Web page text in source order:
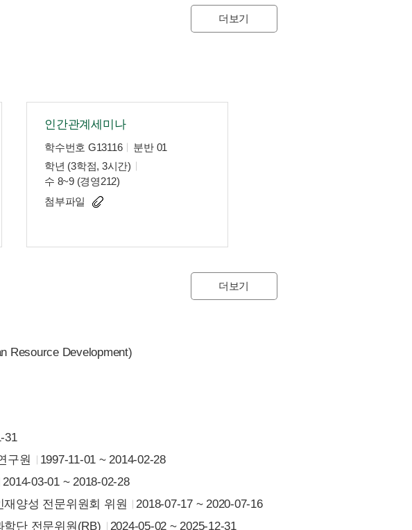
더보기
인간관계세미나
학수번호 G13116
분반 01
학년 (3학점, 3시간)
수 8~9 (경영212)
첨부파일
더보기
Resource Development)
31
구원
1997-11-01 ~ 2014-02-28
2014-03-01 ~ 2018-02-28
양성 전문위원회 위원
2018-07-17 ~ 2020-07-16
단 전문위원(RB)
2024-05-02 ~ 2025-12-31